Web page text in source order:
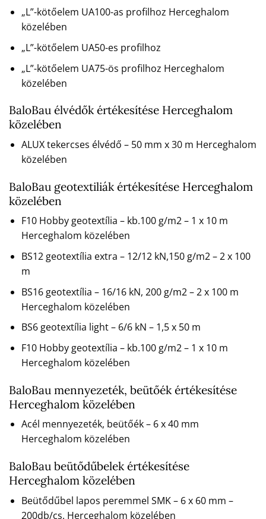
„L”-kötőelem UA100-as profilhoz Herceghalom
közelében
„L”-kötőelem UA50-es profilhoz
„L”-kötőelem UA75-ös profilhoz Herceghalom
közelében
BaloBau élvédők értékesítése Herceghalom
közelében
ALUX tekercses élvédő – 50 mm x 30 m Herceghalom
közelében
BaloBau geotextiliák értékesítése Herceghalom
közelében
F10 Hobby geotextília – kb.100 g/m2 – 1 x 10 m
Herceghalom közelében
BS12 geotextília extra – 12/12 kN,150 g/m2 – 2 x 100
m
BS16 geotextília – 16/16 kN, 200 g/m2 – 2 x 100 m
Herceghalom közelében
BS6 geotextília light – 6/6 kN – 1,5 x 50 m
F10 Hobby geotextília – kb.100 g/m2 – 1 x 10 m
Herceghalom közelében
BaloBau mennyezeték, beütőék értékesítése
Herceghalom közelében
Acél mennyezeték, beütőék – 6 x 40 mm
Herceghalom közelében
BaloBau beütődűbelek értékesítése
Herceghalom közelében
Beütődűbel lapos peremmel SMK – 6 x 60 mm –
200db/cs. Herceghalom közelében